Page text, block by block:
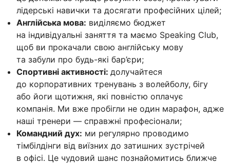
лідерські навички та досягати професійних цілей;
Англійська мова: виділяємо бюджет
на індивідуальні заняття та маємо Speaking Club,
щоб ви прокачали свою англійську мову
та забули про будь-які бар’єри;
Спортивні активності: долучайтеся
до корпоративних тренувань з волейболу, бігу
або йоги щотижня, які повністю оплачує
компанія. Ми вже пробігли не один марафон, адже
наші тренери — справжні професіонали;
Командний дух: ми регулярно проводимо
тімбілдінги від виїзних до затишних зустрічей
в офісі. Це чудовий шанс познайомитись ближче